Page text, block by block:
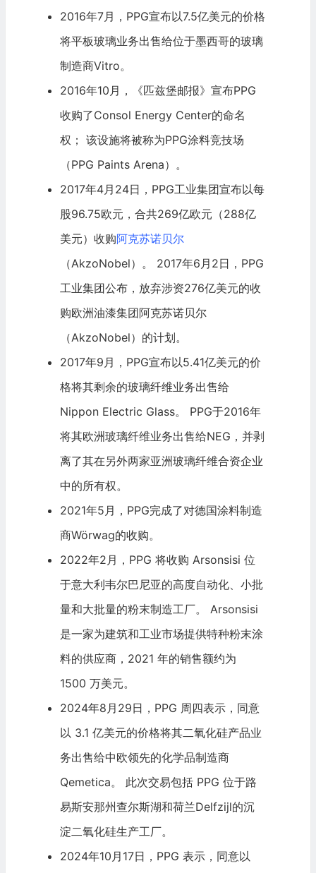
2016年7月，PPG宣布以7.5亿美元的价格
将平板玻璃业务出售给位于墨西哥的玻璃
制造商Vitro。
2016年10月，《匹兹堡邮报》宣布PPG
收购了Consol Energy Center的命名
权； 该设施将被称为PPG涂料竞技场
（PPG Paints Arena）。
2017年4月24日，PPG工业集团宣布以每
股96.75欧元，合共269亿欧元（288亿
美元）收购阿克苏诺贝尔
（AkzoNobel）。 2017年6月2日，PPG
工业集团公布，放弃涉资276亿美元的收
购欧洲油漆集团阿克苏诺贝尔
（AkzoNobel）的计划。
2017年9月，PPG宣布以5.41亿美元的价
格将其剩余的玻璃纤维业务出售给
Nippon Electric Glass。 PPG于2016年
将其欧洲玻璃纤维业务出售给NEG，并剥
离了其在另外两家亚洲玻璃纤维合资企业
中的所有权。
2021年5月，PPG完成了对德国涂料制造
商Wörwag的收购。
2022年2月，PPG 将收购 Arsonsisi 位
于意大利韦尔巴尼亚的高度自动化、小批
量和大批量的粉末制造工厂。 Arsonsisi
是一家为建筑和工业市场提供特种粉末涂
料的供应商，2021 年的销售额约为
1500 万美元。
2024年8月29日，PPG 周四表示，同意
以 3.1 亿美元的价格将其二氧化硅产品业
务出售给中欧领先的化学品制造商
Qemetica。 此次交易包括 PPG 位于路
易斯安那州查尔斯湖和荷兰Delfzijl的沉
淀二氧化硅生产工厂。
2024年10月17日，PPG 表示，同意以